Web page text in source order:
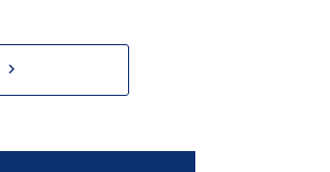
keyboard_arrow_right